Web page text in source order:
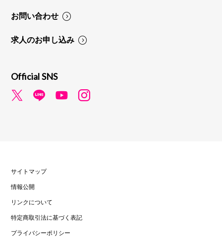
お問い合わせ
求人のお申し込み
Official SNS
サイトマップ
情報公開
リンクについて
特定商取引法に基づく表記
プライバシーポリシー